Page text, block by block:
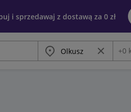
i sprzedawaj z dostawą za 0 zł
Miasto Wyczyść
+0